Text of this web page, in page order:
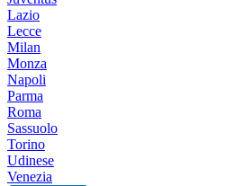
Lazio
Lecce
Milan
Monza
Napoli
Parma
Roma
Sassuolo
Torino
Udinese
Venezia